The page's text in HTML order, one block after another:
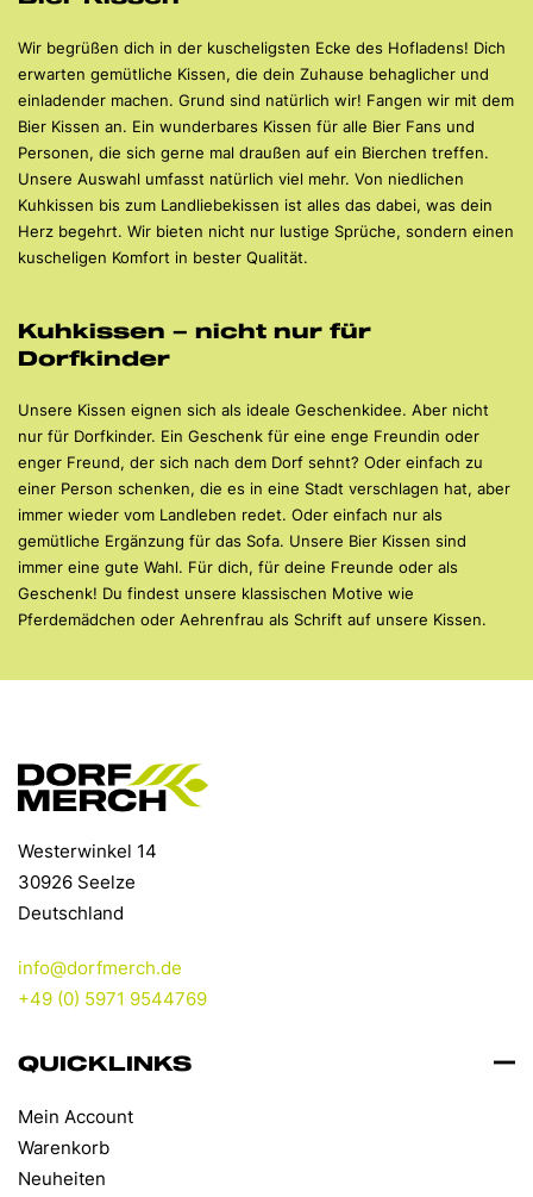
Wir begrüßen dich in der kuscheligsten Ecke des Hofladens! Dich
erwarten gemütliche Kissen, die dein Zuhause behaglicher und
einladender machen. Grund sind natürlich wir! Fangen wir mit dem
Bier Kissen an. Ein wunderbares Kissen für alle Bier Fans und
Personen, die sich gerne mal draußen auf ein Bierchen treffen.
Unsere Auswahl umfasst natürlich viel mehr. Von niedlichen
Kuhkissen bis zum Landliebekissen ist alles das dabei, was dein
Herz begehrt. Wir bieten nicht nur lustige Sprüche, sondern einen
kuscheligen Komfort in bester Qualität.
Kuhkissen – nicht nur für
Dorfkinder
Unsere Kissen eignen sich als ideale Geschenkidee. Aber nicht
nur für Dorfkinder. Ein Geschenk für eine enge Freundin oder
enger Freund, der sich nach dem Dorf sehnt? Oder einfach zu
einer Person schenken, die es in eine Stadt verschlagen hat, aber
immer wieder vom Landleben redet. Oder einfach nur als
gemütliche Ergänzung für das Sofa. Unsere Bier Kissen sind
immer eine gute Wahl. Für dich, für deine Freunde oder als
Geschenk! Du findest unsere klassischen Motive wie
Pferdemädchen oder Aehrenfrau als Schrift auf unsere Kissen.
Westerwinkel 14
30926 Seelze
Deutschland
info@dorfmerch.de
+49 (0) 5971 9544769
QUICKLINKS
Mein Account
Warenkorb
Neuheiten